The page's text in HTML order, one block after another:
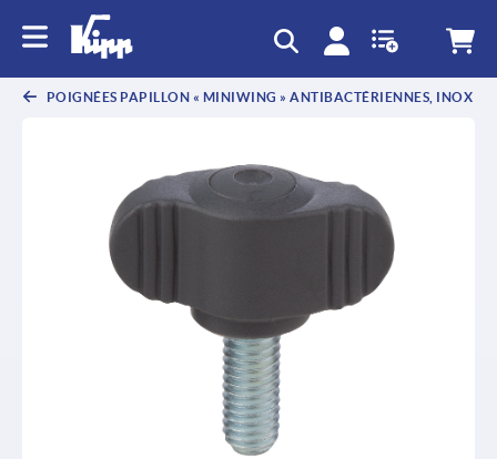
POIGNÉES PAPILLON « MINIWING » ANTIBACTÉRIENNES, INOX